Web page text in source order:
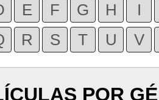
E F G H
I
R S T U V
POR